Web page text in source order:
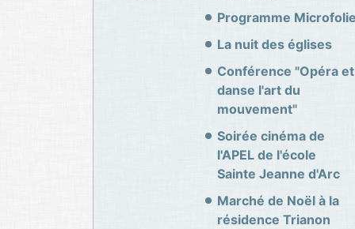
Programme
La nuit des églises
Conférence "Opéra et
danse l'art du
mouvement"
Soirée cinéma de
l'APEL de l'école
Sainte Jeanne d'Arc
Marché de Noël à la
résidence Trianon